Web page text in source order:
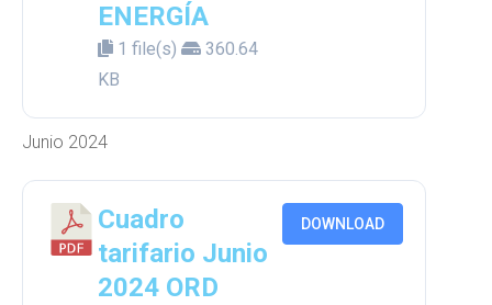
ENERGÍA
1 file(s)
360.64
KB
Junio 2024
Cuadro
tarifario Junio
2024 ORD
DOWNLOAD